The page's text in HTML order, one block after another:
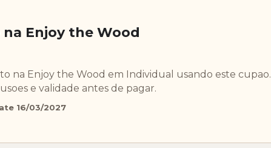
na Enjoy the Wood
na Enjoy the Wood em Individual usando este cupao.
e validade antes de pagar.
16/03/2027